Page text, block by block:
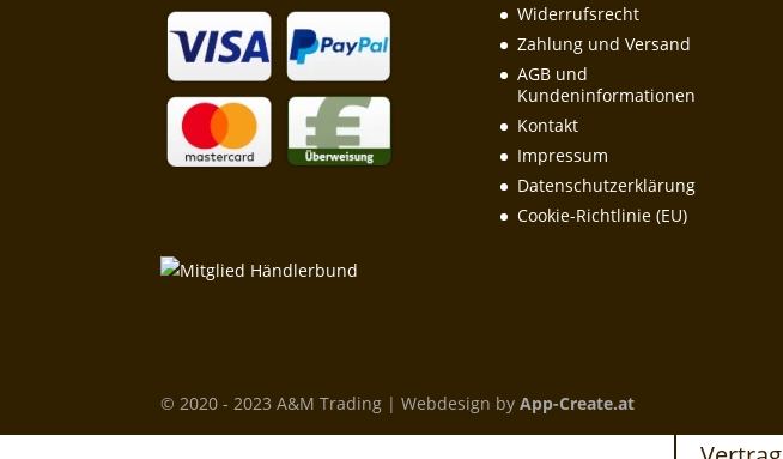
Widerrufsrecht
Zahlung und Versand
AGB und
Kundeninformationen
Kontakt
Impressum
Datenschutzerklärung
Cookie-Richtlinie (EU)
© 2020 - 2023 A&M Trading | Webdesign byApp-Create.at